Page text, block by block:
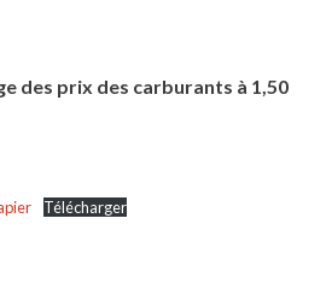
des prix des carburants à 1,50
Télécharger